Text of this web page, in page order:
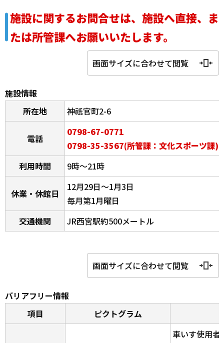
施設に関するお問合せは、施設へ直接、ま
たは所管課へお願いいたします。
画面サイズに合わせて閲覧
施設情報
所在地
神祇官町2-6
電話
0798-67-0771
0798-35-3567(所管課：文化スポーツ課)
利用時間
9時～21時
休業・休館日
12月29日～1月3日
毎月第1月曜日
交通機関
JR西宮駅約500メートル
画面サイズに合わせて閲覧
バリアフリー情報
項目
ピクトグラム
車いす使用者